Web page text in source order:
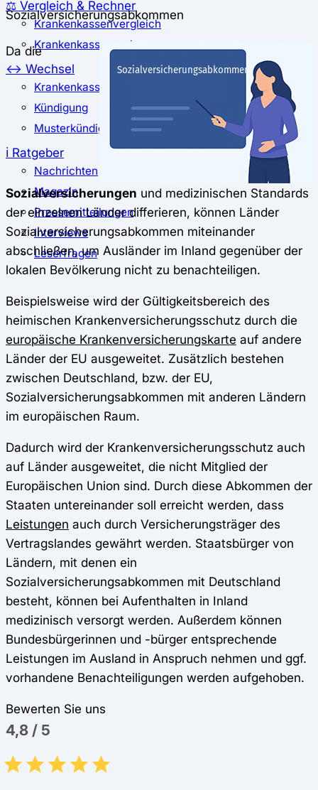
⚖️ Vergleich & Rechner
Krankenkassenvergleich
Krankenkassenrechner
↔ Wechsel
Krankenkassenwechsel
Kündigung
Musterkündigung
ℹ Ratgeber
Nachrichten
Magazin
Pressemitteilungen
Interviews
Leserfragen
Sozialversicherungsabkommen
Da die
Sozialversicherungen und medizinischen Standards
der einzelnen Länder differieren, können Länder
Sozialversicherungsabkommen miteinander
abschließen, um Ausländer im Inland gegenüber der
lokalen Bevölkerung nicht zu benachteiligen.
Beispielsweise wird der Gültigkeitsbereich des
heimischen Krankenversicherungsschutz durch die
europäische Krankenversicherungskarte auf andere
Länder der EU ausgeweitet. Zusätzlich bestehen
zwischen Deutschland, bzw. der EU,
Sozialversicherungsabkommen mit anderen Ländern
im europäischen Raum.
Dadurch wird der Krankenversicherungsschutz auch
auf Länder ausgeweitet, die nicht Mitglied der
Europäischen Union sind. Durch diese Abkommen der
Staaten untereinander soll erreicht werden, dass
Leistungen auch durch Versicherungsträger des
Vertragslandes gewährt werden. Staatsbürger von
Ländern, mit denen ein
Sozialversicherungsabkommen mit Deutschland
besteht, können bei Aufenthalten in Inland
medizinisch versorgt werden. Außerdem können
Bundesbürgerinnen und -bürger entsprechende
Leistungen im Ausland in Anspruch nehmen und ggf.
vorhandene Benachteiligungen werden aufgehoben.
Bewerten Sie uns
4,8 / 5